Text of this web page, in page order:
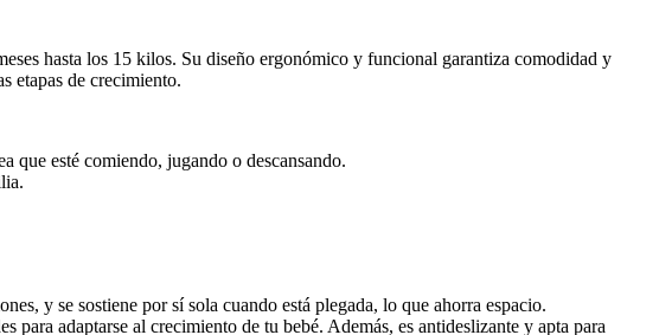
hasta los 15 kilos. Su diseño ergonómico y funcional garantiza comodidad y
etapas de crecimiento.
que esté comiendo, jugando o descansando.
y se sostiene por sí sola cuando está plegada, lo que ahorra espacio.
para adaptarse al crecimiento de tu bebé. Además, es antideslizante y apta para